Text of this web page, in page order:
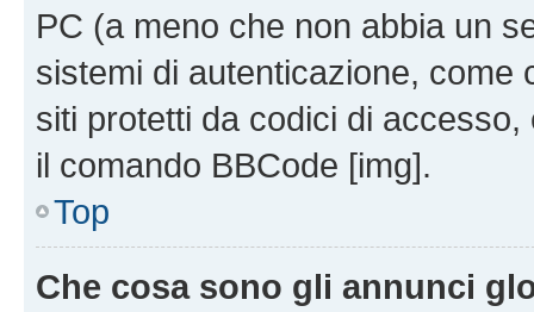
PC (a meno che non abbia un
sistemi di autenticazione, come
siti protetti da codici di
il comando BBCode [img].
Top
Che cosa sono gli annunci